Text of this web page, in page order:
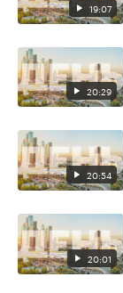
19:07
20:29
20:54
20:01